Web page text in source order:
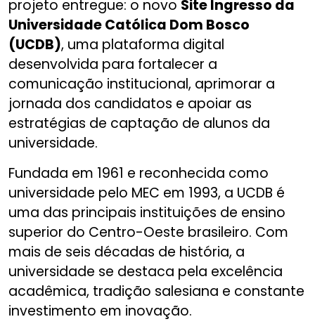
projeto entregue: o novo Site Ingresso da
Universidade Católica Dom Bosco
(UCDB), uma plataforma digital
desenvolvida para fortalecer a
comunicação institucional, aprimorar a
jornada dos candidatos e apoiar as
estratégias de captação de alunos da
universidade.
Fundada em 1961 e reconhecida como
universidade pelo MEC em 1993, a UCDB é
uma das principais instituições de ensino
superior do Centro-Oeste brasileiro. Com
mais de seis décadas de história, a
universidade se destaca pela excelência
acadêmica, tradição salesiana e constante
investimento em inovação.